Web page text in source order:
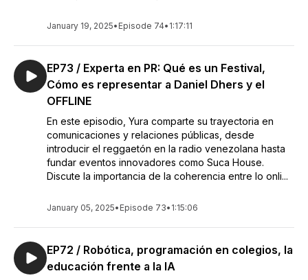
January 19, 2025• Episode 74• 1:17:11
EP73 / Experta en PR: Qué es un Festival,
Cómo es representar a Daniel Dhers y el
OFFLINE
En este episodio, Yura comparte su trayectoria en
comunicaciones y relaciones públicas, desde
introducir el reggaetón en la radio venezolana hasta
fundar eventos innovadores como Suca House.
Discute la importancia de la coherencia entre lo onli...
January 05, 2025• Episode 73• 1:15:06
EP72 / Robótica, programación en colegios, la
educación frente a la IA